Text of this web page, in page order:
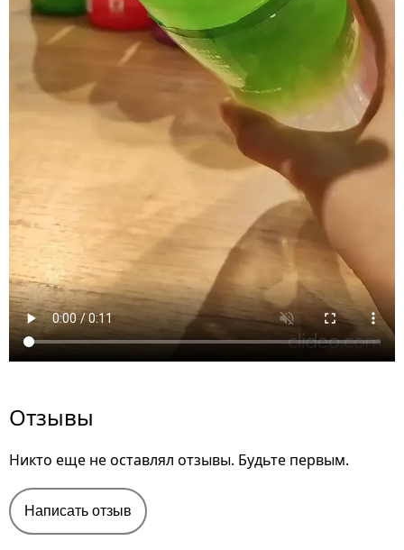
Отзывы
Никто еще не оставлял отзывы. Будьте первым.
Написать отзыв